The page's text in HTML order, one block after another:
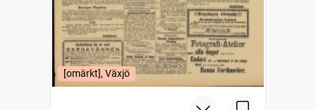
[omärkt], Växjö